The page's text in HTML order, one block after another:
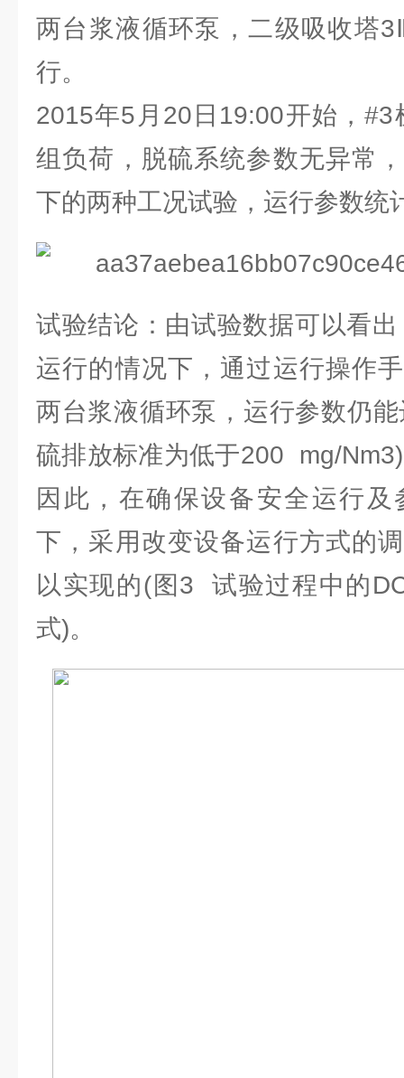
两台浆液循环泵，二级吸收塔
行。
2015年5月20日19:00开始，#3
组负荷，脱硫系统参数无异常
下的两种工况试验，运行参数统
试验结论：由试验数据可以看
运行的情况下，通过运行操作
两台浆液循环泵，运行参数仍
硫排放标准为低于200 mg/
因此，在确保设备安全运行
下，采用改变设备运行方式的
以实现的(图3 试验过程中的
式)。